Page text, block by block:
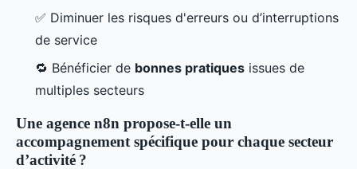
✅ Diminuer les risques d'erreurs ou d’interruptions
de service
🔁 Bénéficier de bonnes pratiques issues de
multiples secteurs
Une agence n8n propose-t-elle un
accompagnement spécifique pour chaque secteur
d’activité ?